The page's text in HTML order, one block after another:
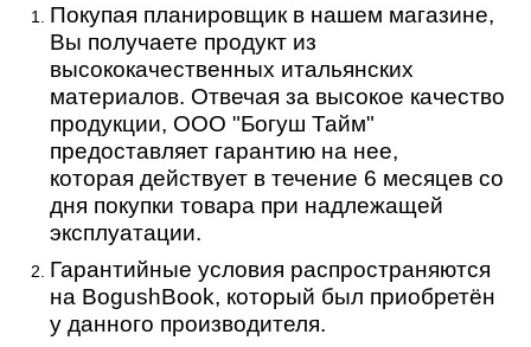
Покупая планировщик в нашем магазине,
Вы получаете продукт из
высококачественных итальянских
материалов. Отвечая за высокое качество
продукции, ООО "Богуш Тайм"
предоставляет гарантию на нее,
которая действует в течение 6 месяцев со
дня покупки товара при надлежащей
эксплуатации.
Гарантийные условия распространяются
на BogushBook, который был приобретён
у данного производителя.